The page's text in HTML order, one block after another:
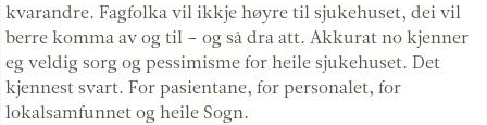
kvarandre. Fagfolka vil ikkje høyre til sjukehuset, dei vil
berre komma av og til – og så dra att. Akkurat no kjenner
eg veldig sorg og pessimisme for heile sjukehuset. Det
kjennest svart. For pasientane, for personalet, for
lokalsamfunnet og heile Sogn.